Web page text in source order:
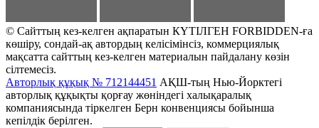
© Сайттың кез-келген ақпаратын КҮТІЛГЕН FORBIDDEN-ға
көшіру, сондай-ақ автордың келісімінсіз, коммерциялық
мақсатта сайттың кез-келген материалын пайдалану көзін
сілтемесіз.
Авторлық құқық № 712144451 АҚШ-тың Нью-Йорктегі
авторлық құқықты қорғау жөніндегі халықаралық
компаниясында тіркелген Берн конвенциясы бойынша
кепілдік берілген.